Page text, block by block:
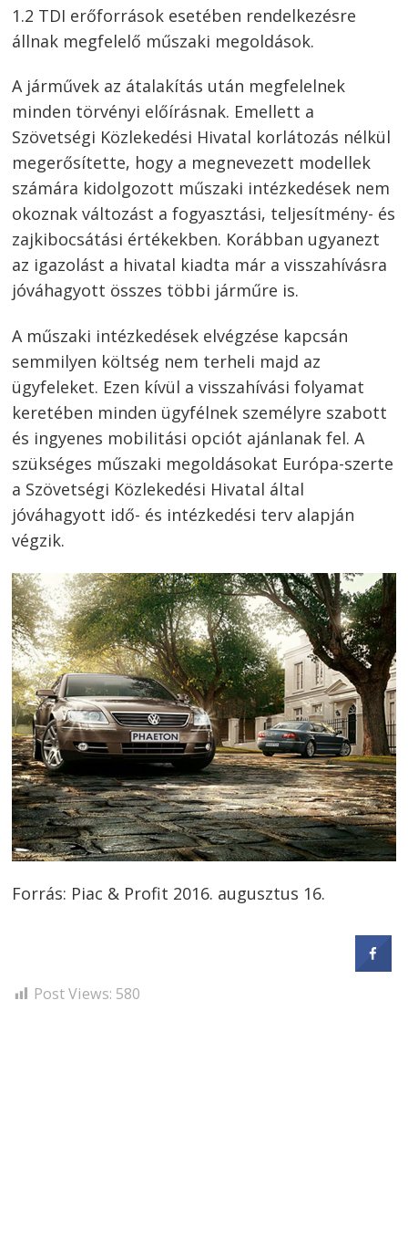
1.2 TDI erőforrások esetében rendelkezésre
állnak megfelelő műszaki megoldások.
A járművek az átalakítás után megfelelnek
minden törvényi előírásnak. Emellett a
Szövetségi Közlekedési Hivatal korlátozás nélkül
megerősítette, hogy a megnevezett modellek
számára kidolgozott műszaki intézkedések nem
okoznak változást a fogyasztási, teljesítmény- és
zajkibocsátási értékekben. Korábban ugyanezt
az igazolást a hivatal kiadta már a visszahívásra
jóváhagyott összes többi járműre is.
A műszaki intézkedések elvégzése kapcsán
semmilyen költség nem terheli majd az
ügyfeleket. Ezen kívül a visszahívási folyamat
keretében minden ügyfélnek személyre szabott
és ingyenes mobilitási opciót ajánlanak fel. A
szükséges műszaki megoldásokat Európa-szerte
a Szövetségi Közlekedési Hivatal által
jóváhagyott idő- és intézkedési terv alapján
végzik.
Forrás: Piac & Profit 2016. augusztus 16.
Post Views: 580
Bejegyzés
navigáció